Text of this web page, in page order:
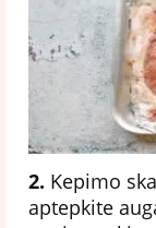
2. Kepimo
aptepkite